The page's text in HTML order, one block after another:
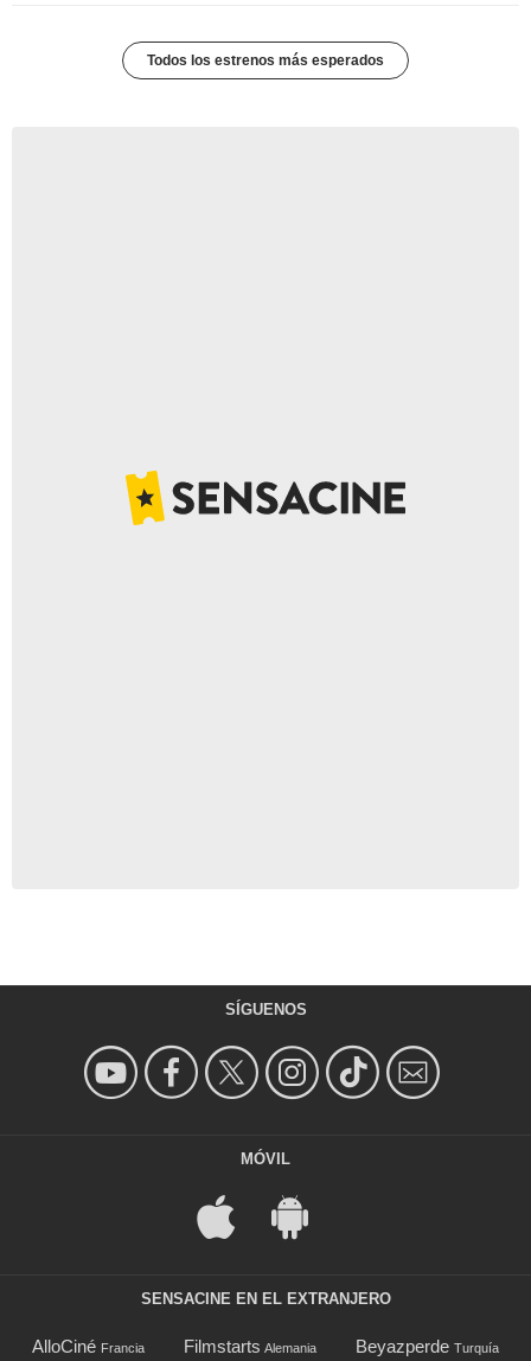
Todos los estrenos más esperados
SÍGUENOS
MÓVIL
SENSACINE EN EL EXTRANJERO
AlloCiné Francia Filmstarts Alemania Beyazperde Turquía